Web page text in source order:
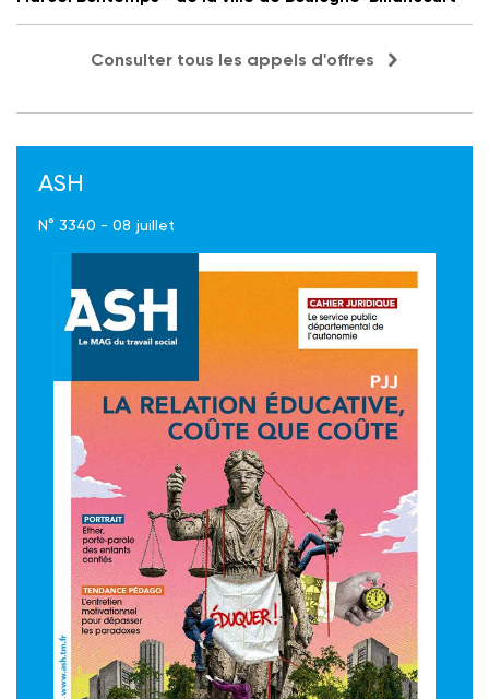
Consulter tous les appels d'offres
ASH
N° 3340 - 08 juillet